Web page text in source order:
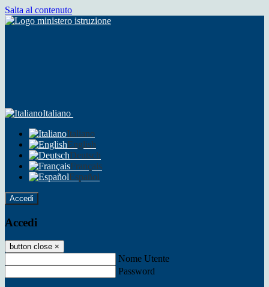
Salta al contenuto
Italiano
Italiano
English
Deutsch
Français
Español
Accedi
Accedi
button close ×
Nome Utente
Password